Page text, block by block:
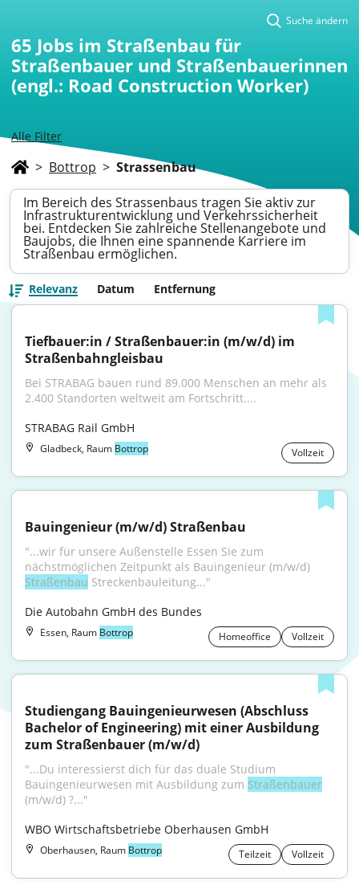
Alle Filter
Suche ändern
65 Jobs im Straßenbau für
Straßenbauer und Straßenbauerinnen
(engl.: Road Construction Worker)
> Bottrop > Strassenbau
Im Bereich des Strassenbaus tragen Sie aktiv zur
Infrastrukturentwicklung und Verkehrssicherheit
bei. Entdecken Sie zahlreiche Stellenangebote und
Baujobs, die Ihnen eine spannende Karriere im
Straßenbau ermöglichen.
Relevanz Datum Entfernung
Tiefbauer:in / Straßenbauer:in (m/w/d) im
Straßenbahngleisbau
Bei STRABAG bauen rund 89.000 Menschen an mehr als
2.400 Standorten weltweit am Fortschritt....
STRABAG Rail GmbH
Gladbeck, Raum Bottrop Vollzeit
Bauingenieur (m/w/d) Straßenbau
"...wir für unsere Außenstelle Essen Sie zum
Straßenbau Streckenbauleitung..."
Die Autobahn GmbH des Bundes
Essen, Raum Bottrop Homeoffice Vollzeit
Studiengang Bauingenieurwesen (Abschluss
Bachelor of Engineering) mit einer Ausbildung
zum Straßenbauer (m/w/d)
"...Du interessierst dich für das duale Studium
Bauingenieurwesen mit Ausbildung zum Straßenbauer
(m/w/d) ?..."
WBO Wirtschaftsbetriebe Oberhausen GmbH
Oberhausen, Raum Bottrop Teilzeit Vollzeit